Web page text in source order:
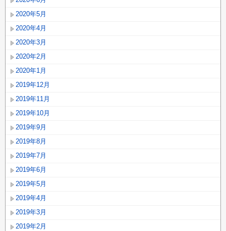
2020年5月
2020年4月
2020年3月
2020年2月
2020年1月
2019年12月
2019年11月
2019年10月
2019年9月
2019年8月
2019年7月
2019年6月
2019年5月
2019年4月
2019年3月
2019年2月